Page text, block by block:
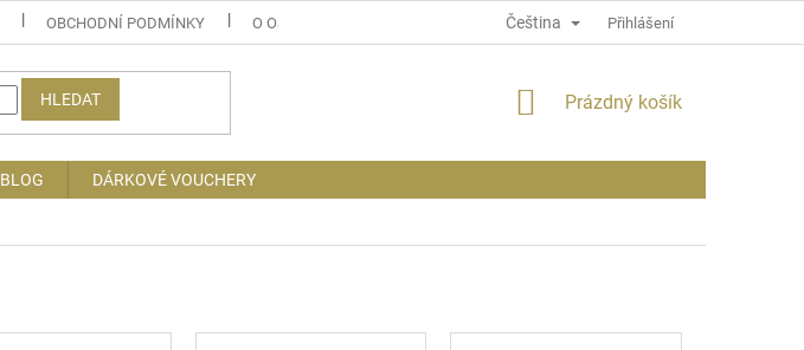
OBCHODNÍ PODMÍNKY O OSOBNÍCH ÚDAJÍCH INFORMACE O WEBU
Čeština Přihlášení
HLEDAT
NÁKUPNÍ
Prázdný košík
BLOG DÁRKOVÉ VOUCHERY